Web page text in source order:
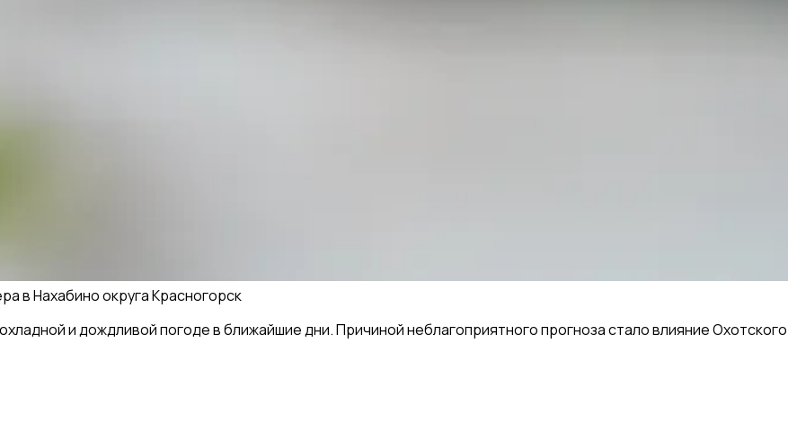
в Нахабино округа Красногорск
и дождливой погоде в ближайшие дни. Причиной неблагоприятного прогноза стало влияние